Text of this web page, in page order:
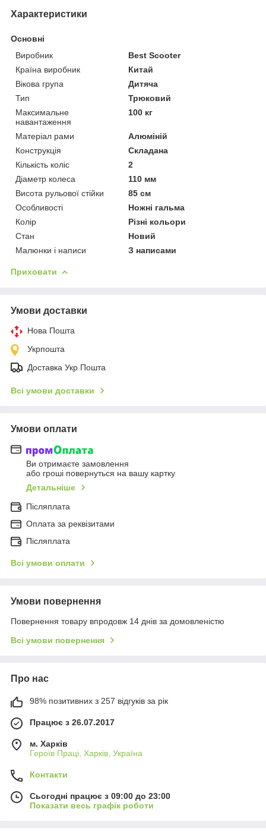
Характеристики
Основні
Виробник
Best Scooter
Країна виробник
Китай
Вікова група
Дитяча
Тип
Трюковий
Максимальне
навантаження
100 кг
Матеріал рами
Алюміній
Конструкція
Складана
Кількість коліс
2
Діаметр колеса
110 мм
Висота рульової стійки
85 см
Особливості
Ножні гальма
Колір
Різні кольори
Стан
Новий
Малюнки і написи
З написами
Приховати
Умови доставки
Нова Пошта
Укрпошта
Доставка Укр Пошта
Всі умови доставки
Умови оплати
Ви отримаєте замовлення
або гроші повернуться на вашу картку
Детальніше
Післяплата
Оплата за реквізитами
Післяплата
Всі умови оплати
Умови повернення
Повернення товару впродовж 14 днів за домовленістю
Всі умови повернення
Про нас
98% позитивних з 257 відгуків за рік
Працює з 26.07.2017
м. Харків
Героїв Праці, Харків, Україна
Контакти
Сьогодні працює з 09:00 до 23:00
Показати весь графік роботи